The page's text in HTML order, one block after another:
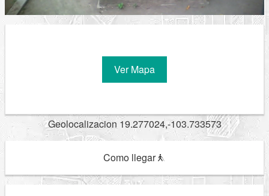
Ver Mapa
Geolocalizacion 19.277024,-103.733573
Como llegar